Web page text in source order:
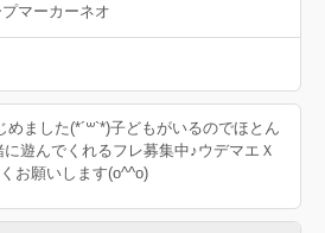
マーカーネオ
ました(*´꒳`*)子どもがいるのでほとん
お願いします(o^^o)